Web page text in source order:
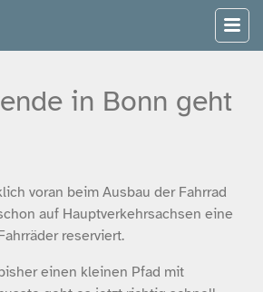
in Bonn geht
voran beim Ausbau der Fahrrad
auf Hauptverkehrsachsen eine
reserviert.
einen kleinen Pfad mit